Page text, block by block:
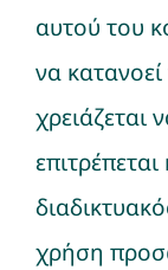
αυτού του
να
χρειάζεται
χρήση